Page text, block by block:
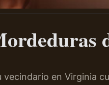
en Virginia